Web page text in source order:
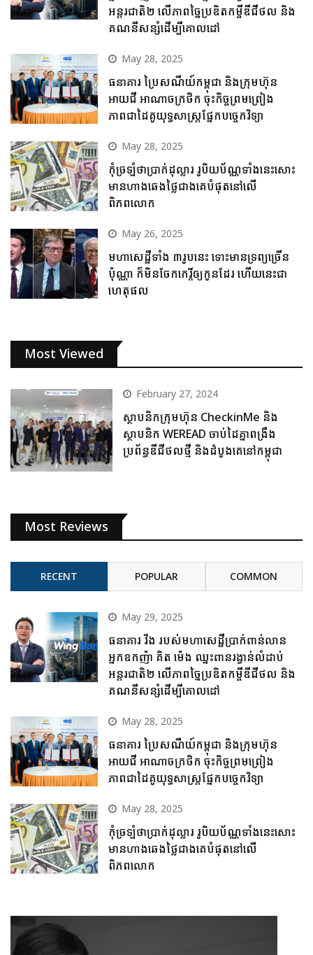
អន្តរជាតិ២ លើភាពច្នៃប្រឌិតកម្ចីឌីជីថល និង
គណនីសន្សំដើម្បីគោលដៅ
May 28, 2025
ធនាគារ ប្រៃសណីយ៍កម្ពុជា និងក្រុមហ៊ុន
អាយជី អាណាចក្រថិក ចុះកិច្ចព្រមព្រៀង
ភាពជាដៃគូយុទ្ធសាស្ត្រផ្នែកបច្ចេកវិទ្យា
May 28, 2025
កុំច្រឡំថាប្រាក់ដុល្លារ រូបិយប័ណ្ណទាំងនេះសោះ
មានហាងឆេងថ្លៃជាងគេបំផុតនៅលើ
ពិភពលោក
May 26, 2025
មហាសេដ្ឋីទាំង ៣រូបនេះ ទោះមានទ្រព្យច្រើន
ប៉ុណ្ណា ក៏មិនចែកកេរ្តិ៍ឲ្យកូនដែរ ហើយនេះជា
ហេតុផល
Most Viewed
February 27, 2024
ស្ថាបនិកក្រុមហ៊ុន CheckinMe និង
ស្ថាបនិក WEREAD ចាប់ដៃគ្នាពង្រឹង
ប្រព័ន្ធឌីជីថលថ្មី និងដំបូងគេនៅកម្ពុជា
Most Reviews
RECENT POPULAR COMMON
May 29, 2025
ធនាគារ វីង របស់មហាសេដ្ឋីប្រាក់ពាន់លាន
អ្នកឧកញ៉ា គិត ម៉េង ឈ្នះពានរង្វាន់លំដាប់
អន្តរជាតិ២ លើភាពច្នៃប្រឌិតកម្ចីឌីជីថល និង
គណនីសន្សំដើម្បីគោលដៅ
May 28, 2025
ធនាគារ ប្រៃសណីយ៍កម្ពុជា និងក្រុមហ៊ុន
អាយជី អាណាចក្រថិក ចុះកិច្ចព្រមព្រៀង
ភាពជាដៃគូយុទ្ធសាស្ត្រផ្នែកបច្ចេកវិទ្យា
May 28, 2025
កុំច្រឡំថាប្រាក់ដុល្លារ រូបិយប័ណ្ណទាំងនេះសោះ
មានហាងឆេងថ្លៃជាងគេបំផុតនៅលើ
ពិភពលោក